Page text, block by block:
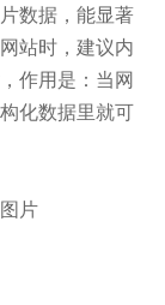
数据，能显著
站时，建议内
作用是：当网
化数据里就可
片